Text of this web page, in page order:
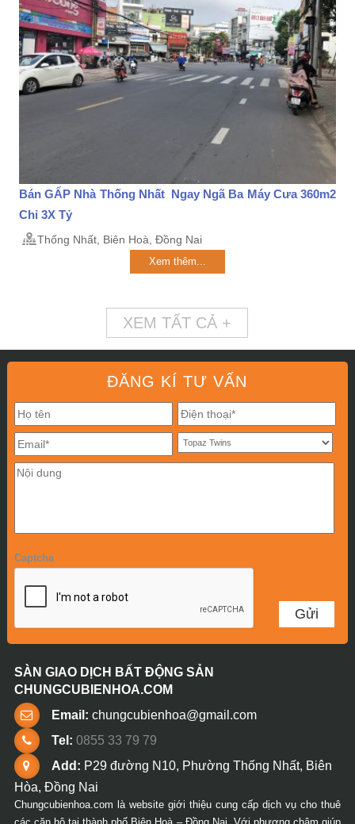
Bán GẤP Nhà Thống Nhất Ngay Ngã Ba Máy Cưa 360m2
Chỉ 3X Tỷ
Thống Nhất, Biên Hoà, Đồng Nai
Xem thêm...
XEM TẤT CẢ +
ĐĂNG KÍ TƯ VẤN
Captcha
SÀN GIAO DỊCH BẤT ĐỘNG SẢN
CHUNGCUBIENHOA.COM
Email: chungcubienhoa@gmail.com
Tel: 0855 33 79 79
Add: P29 đường N10, Phường Thống Nhất, Biên
Hòa, Đồng Nai
Chungcubienhoa.com là website giới thiệu cung cấp dịch vụ cho thuê